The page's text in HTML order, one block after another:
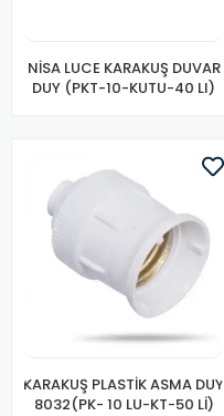
NİSA LUCE KARAKUŞ DUVAR
DUY (PKT-10-KUTU-40 LI)
KARAKUŞ PLASTİK ASMA DUY
8032(PK- 10 LU-KT-50 Lİ)